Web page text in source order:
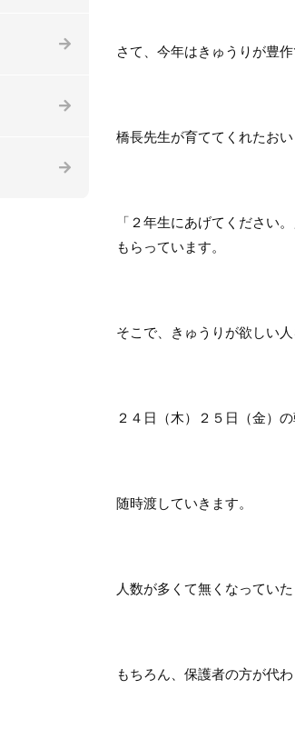
さて、今年はきゅうりが豊作
橋長先生が育ててくれたおい
「２年生にあげてください
もらっています。
そこで、きゅうりが欲しい人
２４日（木）２５日（金）
随時渡していきます。
人数が多くて無くなっていた
もちろん、保護者の方が代